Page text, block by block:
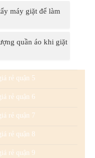
máy giặt để làm
quần áo khi giặt
rẻ quận 5
rẻ quận 6
rẻ quận 7
rẻ quận 8
rẻ quận 9